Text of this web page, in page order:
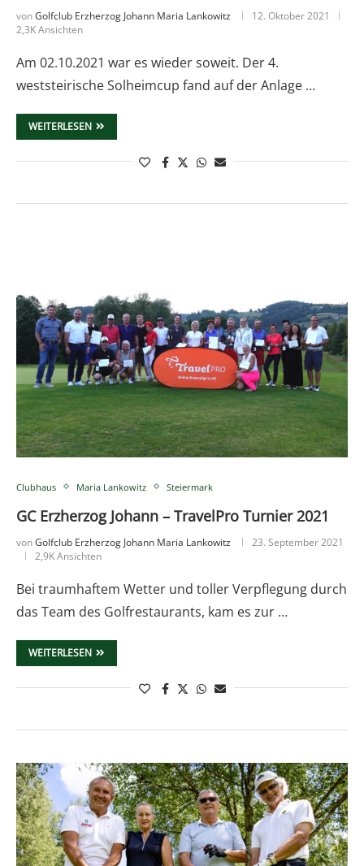
vonGolfclub Erzherzog Johann Maria Lankowitz
12. Oktober 2021
2,3K Ansichten
Am 02.10.2021 war es wieder soweit. Der 4.
weststeirische Solheimcup fand auf der Anlage …
WEITERLESEN
Clubhaus Maria Lankowitz Steiermark
GC Erzherzog Johann – TravelPro Turnier 2021
vonGolfclub Erzherzog Johann Maria Lankowitz
23. September 2021
2,9K Ansichten
Bei traumhaftem Wetter und toller Verpflegung durch
das Team des Golfrestaurants, kam es zur …
WEITERLESEN